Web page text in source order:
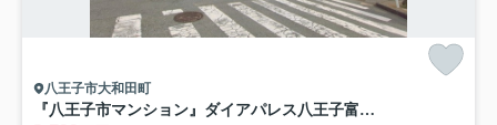
八王子市大和田町
『八王子市マンション』ダイアパレス八王子富士見台【仲介手数料無料】 八王子市大和田町5-30-21